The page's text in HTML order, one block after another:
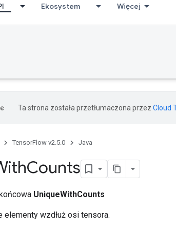
Ekosystem Więcej
Ta strona została przetłumaczona przez Cloud
TensorFlow v2.5.0 Java
Counts
UniqueWithCounts
elementy wzdłuż osi tensora.